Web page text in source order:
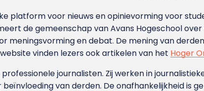
platform voor nieuws en opinievorming voor
de gemeenschap van Avans Hogeschool
meningsvorming en debat. De mening van
vinden lezers ook artikelen van het Hoger
journalisten. Zij werken in
beïnvloeding van derden. De onafhankelijkheid is